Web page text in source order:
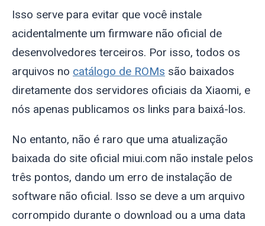
Isso serve para evitar que você instale
acidentalmente um firmware não oficial de
desenvolvedores terceiros. Por isso, todos os
arquivos no catálogo de ROMs são baixados
diretamente dos servidores oficiais da Xiaomi, e
nós apenas publicamos os links para baixá-los.
No entanto, não é raro que uma atualização
baixada do site oficial miui.com não instale pelos
três pontos, dando um erro de instalação de
software não oficial. Isso se deve a um arquivo
corrompido durante o download ou a uma data